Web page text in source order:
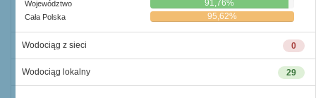
Województwo 91,76%
Cała Polska 95,62%
0
Wodociąg z sieci
29
Wodociąg lokalny